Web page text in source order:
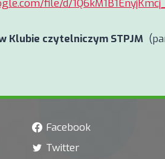
file/d/
Klubie czytelniczym STPJM
Facebook
Twitter